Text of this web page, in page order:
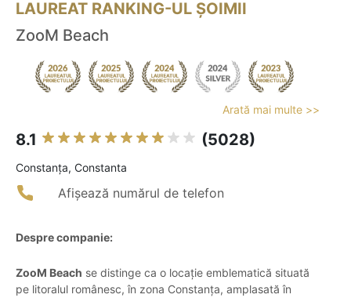
LAUREAT RANKING-UL ȘOIMII
ZooM Beach
Arată mai multe >>
8.1 (5028)
Constanţa, Constanta
Afișează numărul de telefon
Despre companie:
ZooM Beach se distinge ca o locație emblematică situată
pe litoralul românesc, în zona Constanța, amplasată în